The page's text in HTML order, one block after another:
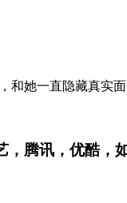
和她一直隐藏真实
，腾讯，优酷，